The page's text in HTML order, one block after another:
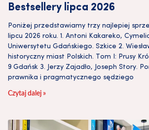
Bestsellery lipca 2026
Poniżej przedstawiamy trzy najlepiej
lipcu 2026 roku. 1. Antoni Kakareko,
Uniwersytetu Gdańskiego. Szkice 2.
historyczny miast Polskich. Tom I: Prusy
9 Gdańsk 3. Jerzy Zajadło, Joseph Story.
prawnika i pragmatycznego sędziego
Czytaj dalej »